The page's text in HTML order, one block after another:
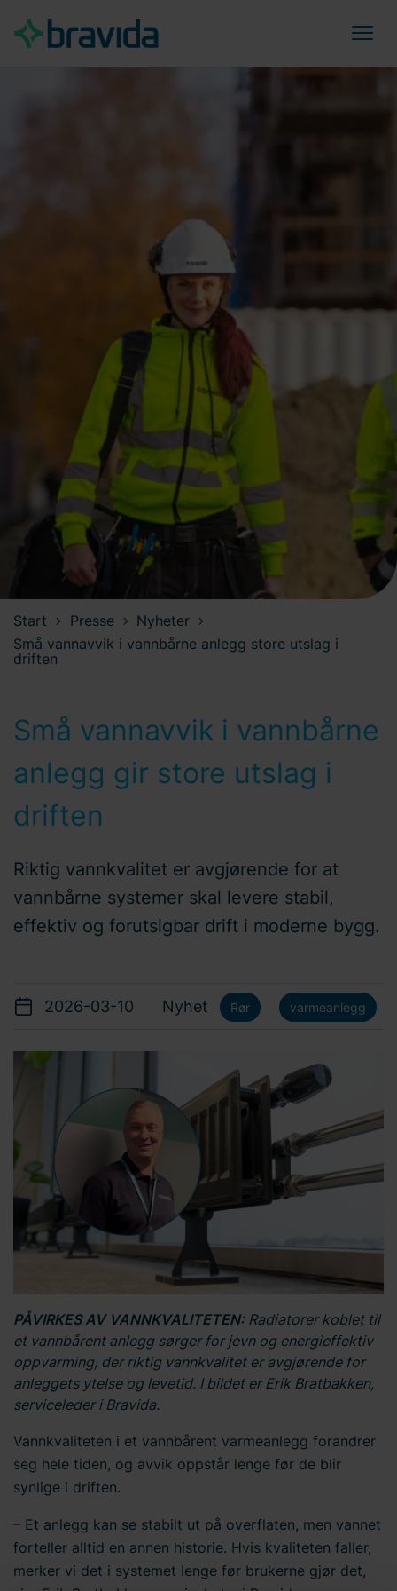
Start Presse
Nyheter
Små vannavvik i vannbårne anlegg store utslag i
driften
Små vannavvik i vannbårne
anlegg gir store utslag i
driften
Riktig vannkvalitet er avgjørende for at
vannbårne systemer skal levere stabil,
effektiv og forutsigbar drift i moderne bygg.
2026-03-10 Nyhet Rør varmeanlegg
PÅVIRKES AV VANNKVALITETEN: Radiatorer koblet til
et vannbårent anlegg sørger for jevn og energieffektiv
oppvarming, der riktig vannkvalitet er avgjørende for
anleggets ytelse og levetid. I bildet er Erik Bratbakken,
serviceleder i Bravida.
Vannkvaliteten i et vannbårent varmeanlegg forandrer
seg hele tiden, og avvik oppstår lenge før de blir
synlige i driften.
– Et anlegg kan se stabilt ut på overflaten, men vannet
forteller alltid en annen historie. Hvis kvaliteten faller,
merker vi det i systemet lenge før brukerne gjør det,